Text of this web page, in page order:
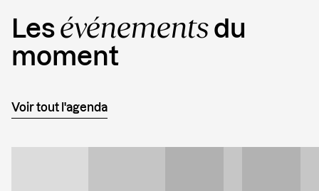
Les événements du
moment
Voir tout l'agenda